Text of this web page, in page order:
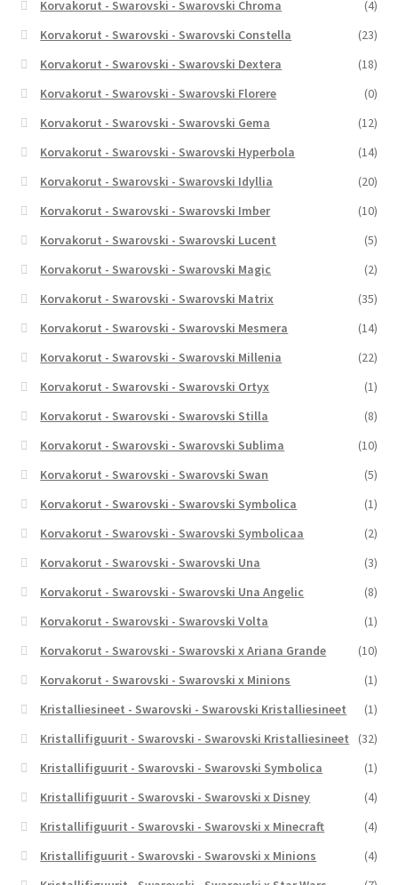
Korvakorut - Swarovski - Swarovski Chroma
(4)
Korvakorut - Swarovski - Swarovski Constella
(23)
Korvakorut - Swarovski - Swarovski Dextera
(18)
Korvakorut - Swarovski - Swarovski Florere
(0)
Korvakorut - Swarovski - Swarovski Gema
(12)
Korvakorut - Swarovski - Swarovski Hyperbola
(14)
Korvakorut - Swarovski - Swarovski Idyllia
(20)
Korvakorut - Swarovski - Swarovski Imber
(10)
Korvakorut - Swarovski - Swarovski Lucent
(5)
Korvakorut - Swarovski - Swarovski Magic
(2)
Korvakorut - Swarovski - Swarovski Matrix
(35)
Korvakorut - Swarovski - Swarovski Mesmera
(14)
Korvakorut - Swarovski - Swarovski Millenia
(22)
Korvakorut - Swarovski - Swarovski Ortyx
(1)
Korvakorut - Swarovski - Swarovski Stilla
(8)
Korvakorut - Swarovski - Swarovski Sublima
(10)
Korvakorut - Swarovski - Swarovski Swan
(5)
Korvakorut - Swarovski - Swarovski Symbolica
(1)
Korvakorut - Swarovski - Swarovski Symbolicaa
(2)
Korvakorut - Swarovski - Swarovski Una
(3)
Korvakorut - Swarovski - Swarovski Una Angelic
(8)
Korvakorut - Swarovski - Swarovski Volta
(1)
Korvakorut - Swarovski - Swarovski x Ariana Grande
(10)
Korvakorut - Swarovski - Swarovski x Minions
(1)
Kristalliesineet - Swarovski - Swarovski Kristalliesineet
(1)
Kristallifiguurit - Swarovski - Swarovski Kristalliesineet
(32)
Kristallifiguurit - Swarovski - Swarovski Symbolica
(1)
Kristallifiguurit - Swarovski - Swarovski x Disney
(4)
Kristallifiguurit - Swarovski - Swarovski x Minecraft
(4)
Kristallifiguurit - Swarovski - Swarovski x Minions
(4)